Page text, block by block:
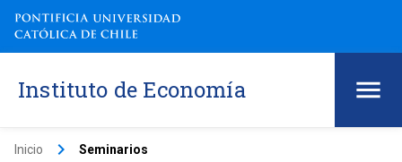
Instituto de Economía
Inicio keyboard_arrow_right Seminarios